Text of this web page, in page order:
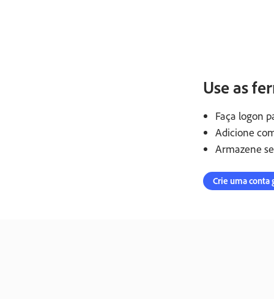
Use as
Faça logon
Adicione
Armazene
Crie uma conta